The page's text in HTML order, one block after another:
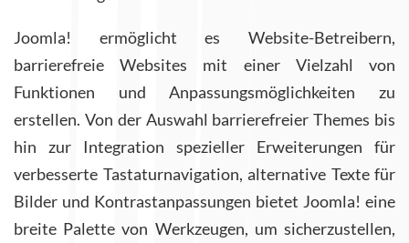
Joomla! ermöglicht es Website-Betreibern,
barrierefreie Websites mit einer Vielzahl von
Funktionen und Anpassungsmöglichkeiten zu
erstellen. Von der Auswahl barrierefreier Themes bis
hin zur Integration spezieller Erweiterungen für
verbesserte Tastaturnavigation, alternative Texte für
Bilder und Kontrastanpassungen bietet Joomla! eine
breite Palette von Werkzeugen, um sicherzustellen,